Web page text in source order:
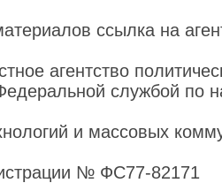
ссылка на
агентство
службой по
и массовых
№ ФС77-82171